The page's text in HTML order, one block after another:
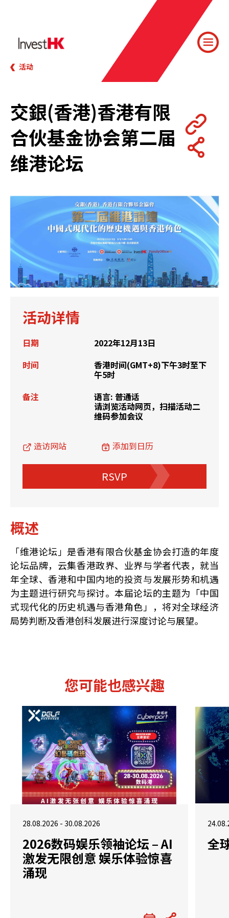
活动
交銀(香港)香港有限
合伙基金协会第二届
维港论坛
活动详情
日期
2022年12月13日
时间
香港时间(GMT+8)下午3时至下
午5时
备注
语言: 普通话
请浏览活动网页，扫描活动二
维码参加会议
造访网站 添加到日历
RSVP
概述
「维港论坛」是香港有限合伙基金协会打造的年度
论坛品牌，云集香港政界、业界与学者代表，就当
年全球、香港和中国内地的投资与发展形势和机遇
为主题进行研究与探讨。本届论坛的主题为「中国
式现代化的历史机遇与香港角色」，将对全球经济
局势判断及香港创科发展进行深度讨论与展望。
您可能也感兴趣
28.08.2026 - 30.08.2026
2026数码娱乐领袖论坛 – AI
激发无限创意 娱乐体验惊喜
涌现
全